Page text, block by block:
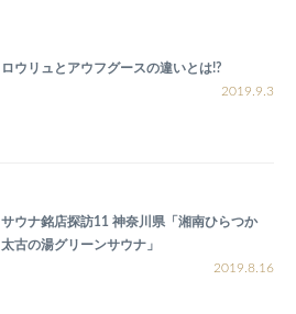
ロウリュとアウフグースの違いとは!?
2019.9.3
サウナ銘店探訪11 神奈川県「湘南ひらつか
太古の湯グリーンサウナ」
2019.8.16